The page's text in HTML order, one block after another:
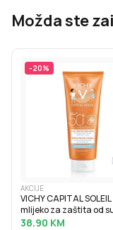
Možda ste
-20%
AKCIJE
VICHY CAPITAL
mlijeko za zaštita od
SPF50+, 300 ml
38.90 KM